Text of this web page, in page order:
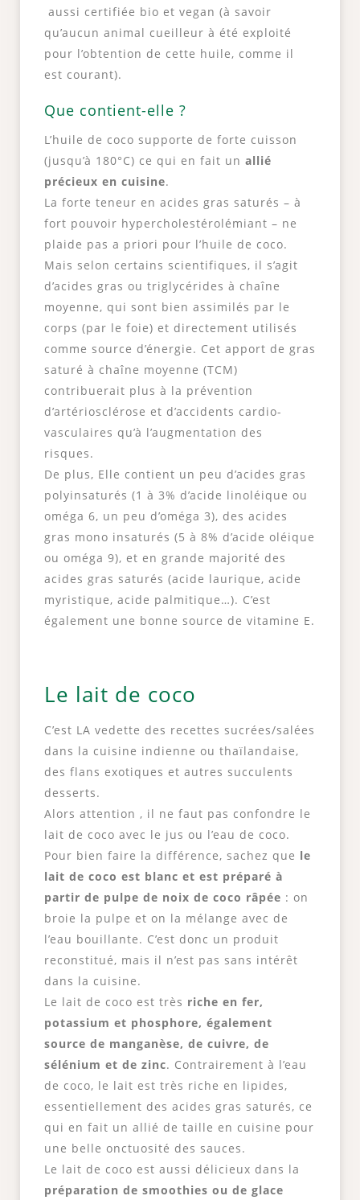
aussi certifiée bio et vegan (à savoir
qu’aucun animal cueilleur à été exploité
pour l’obtention de cette huile, comme il
est courant).
Que contient-elle ?
L’huile de coco supporte de forte cuisson
(jusqu’à 180°C) ce qui en fait un allié
précieux en cuisine.
La forte teneur en acides gras saturés – à
fort pouvoir hypercholestérolémiant – ne
plaide pas a priori pour l’huile de coco.
Mais selon certains scientifiques, il s’agit
d’acides gras ou triglycérides à chaîne
moyenne, qui sont bien assimilés par le
corps (par le foie) et directement utilisés
comme source d’énergie. Cet apport de gras
saturé à chaîne moyenne (TCM)
contribuerait plus à la prévention
d’artériosclérose et d’accidents cardio-
vasculaires qu’à l’augmentation des
risques.
De plus, Elle contient un peu d’acides gras
polyinsaturés (1 à 3% d’acide linoléique ou
oméga 6, un peu d’oméga 3), des acides
gras mono insaturés (5 à 8% d’acide oléique
ou oméga 9), et en grande majorité des
acides gras saturés (acide laurique, acide
myristique, acide palmitique…). C’est
également une bonne source de vitamine E.
Le lait de coco
C’est LA vedette des recettes sucrées/salées
dans la cuisine indienne ou thaïlandaise,
des flans exotiques et autres succulents
desserts.
Alors attention , il ne faut pas confondre le
lait de coco avec le jus ou l’eau de coco.
Pour bien faire la différence, sachez que le
lait de coco est blanc et est préparé à
partir de pulpe de noix de coco râpée : on
broie la pulpe et on la mélange avec de
l’eau bouillante. C’est donc un produit
reconstitué, mais il n’est pas sans intérêt
dans la cuisine.
Le lait de coco est très riche en fer,
potassium et phosphore, également
source de manganèse, de cuivre, de
sélénium et de zinc. Contrairement à l’eau
de coco, le lait est très riche en lipides,
essentiellement des acides gras saturés, ce
qui en fait un allié de taille en cuisine pour
une belle onctuosité des sauces.
Le lait de coco est aussi délicieux dans la
préparation de smoothies ou de glace